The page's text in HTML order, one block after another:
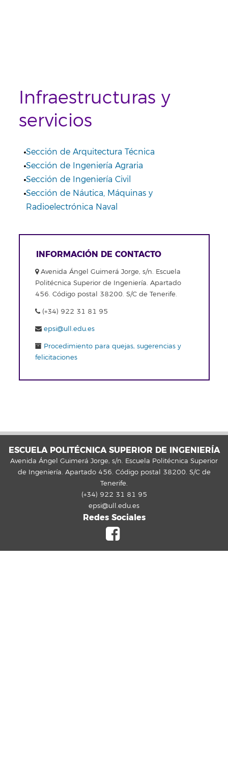
Infraestructuras y
servicios
Sección de Arquitectura Técnica
Sección de Ingeniería Agraria
Sección de Ingeniería Civil
Sección de Náutica, Máquinas y
Radioelectrónica Naval
INFORMACIÓN DE CONTACTO
Avenida Ángel Guimerá Jorge, s/n. Escuela
Politécnica Superior de Ingeniería. Apartado
456. Código postal 38200. S/C de Tenerife.
(+34) 922 31 81 95
epsi@ull.edu.es
Procedimiento para quejas, sugerencias y
felicitaciones
ESCUELA POLITÉCNICA SUPERIOR DE INGENIERÍA
Avenida Ángel Guimerá Jorge, s/n. Escuela Politécnica Superior
de Ingeniería. Apartado 456. Código postal 38200. S/C de
Tenerife.
(+34) 922 31 81 95
epsi@ull.edu.es
Redes Sociales